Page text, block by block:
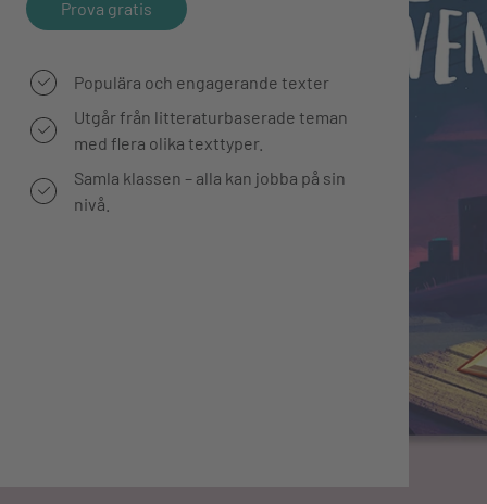
Prova gratis
Populära och engagerande texter
Utgår från litteraturbaserade teman
med flera olika texttyper.
Samla klassen – alla kan jobba på sin
nivå.